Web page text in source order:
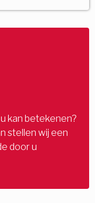
kan betekenen?
stellen wij een
door u